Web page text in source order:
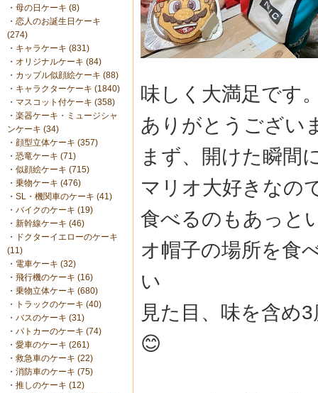
・ 母の日ケーキ (8)
・ 恋人のお誕生日ケーキ
(274)
・ キャラケーキ (831)
・ オリジナルケーキ (84)
・ カップル似顔絵ケーキ (88)
・ キャラクターケーキ (1840)
・ マスコット付ケーキ (358)
・ 楽器ケーキ・ミュージシャ
ンケーキ (34)
・ 顔型立体ケーキ (357)
・ 恐竜ケーキ (71)
・ 似顔絵ケーキ (715)
・ 乗物ケーキ (476)
・ SL・機関車のケーキ (41)
・ バイクのケーキ (19)
・ 新幹線ケーキ (46)
・
ドクターイエローのケーキ
(11)
・ 電車ケーキ (32)
・ 飛行機のケーキ (16)
・ 乗物立体ケーキ (680)
・
トラックのケーキ (40)
・ バスのケーキ (31)
・ パトカーのケーキ (74)
・ 愛車のケーキ (261)
・ 救急車のケーキ (22)
・ 消防車のケーキ (75)
・ 推しのケーキ (12)
味しく大満足です
ありがとうござい
まず、開けた瞬間
マリオ大好きなの
食べるのもあっと
オ帽子の場所を食
い
見た目、味を含め
😊